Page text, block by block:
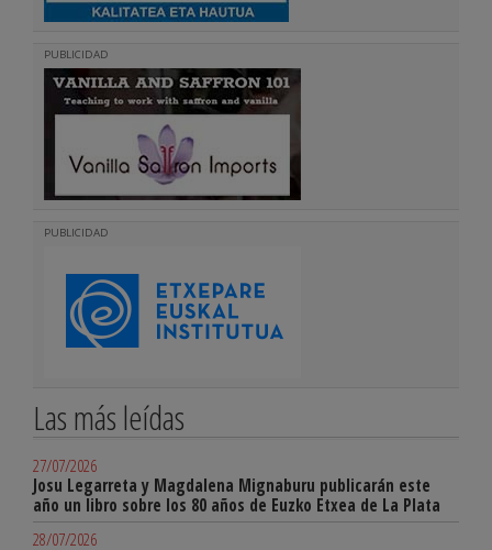
PUBLICIDAD
PUBLICIDAD
Las más leídas
27/07/2026
Josu Legarreta y Magdalena Mignaburu publicarán este
año un libro sobre los 80 años de Euzko Etxea de La Plata
28/07/2026